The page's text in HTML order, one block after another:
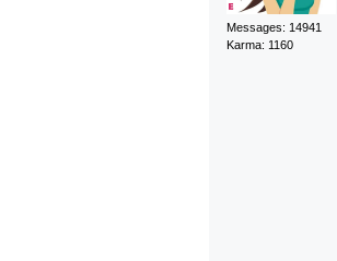
Messages: 14941
Karma: 1160